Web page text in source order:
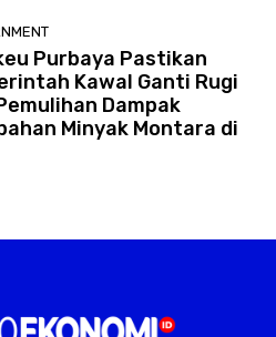
Purbaya Pastikan
Kawal Ganti Rugi
Dampak
Minyak Montara di